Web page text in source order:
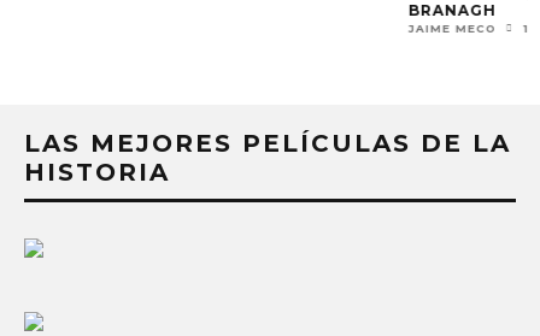
LAS MEJORES PELÍCULAS DE LA
HISTORIA